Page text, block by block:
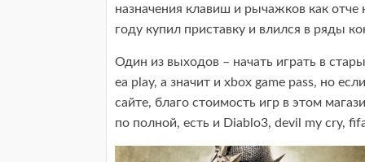
назначения клавиш и рычажков как
году купил приставку и влился в ряды
Один из выходов – начать играть в
ea play, а значит и xbox game pass, но
сайте, благо стоимость игр в этом
по полной, есть и Diablo3, devil my cry,